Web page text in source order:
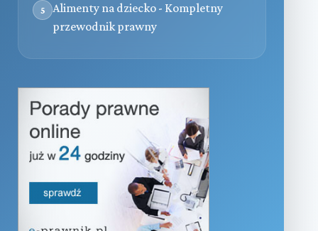
5
Alimenty na dziecko - Kompletny
przewodnik prawny